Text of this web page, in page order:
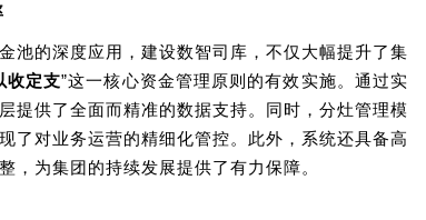
池的深度应用，建设数智司库，不仅大幅提升了集
收定支”这一核心资金管理原则的有效实施。通过实
提供了全面而精准的数据支持。同时，分灶管理模
了对业务运营的精细化管控。此外，系统还具备高
，为集团的持续发展提供了有力保障。